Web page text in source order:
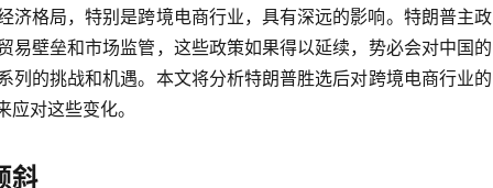
济格局，特别是跨境电商行业，具有深远的影响。特朗普主政
壁垒和市场监管，这些政策如果得以延续，势必会对中国的
列的挑战和机遇。本文将分析特朗普胜选后对跨境电商行业的
对这些变化。
斜